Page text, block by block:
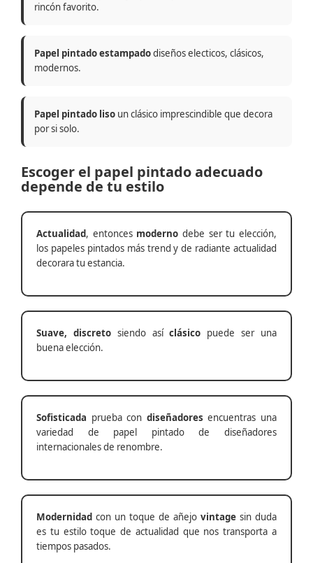
rincón favorito.
Papel pintado estampadodiseños electicos, clásicos,
modernos.
Papel pintado liso un clásico imprescindible que decora
por si solo.
Escoger el papel pintado adecuado
depende de tu estilo
Actualidad, entonces moderno debe ser tu elección,
los papeles pintados más trend y de radiante actualidad
decorara tu estancia.
Suave, discretosiendo asíclásico puede ser una
buena elección.
Sofisticada prueba con diseñadores encuentras una
variedad de papel pintado de diseñadores
internacionales de renombre.
Modernidad con un toque de añejo vintage sin duda
es tu estilo toque de actualidad que nos transporta a
tiempos pasados.